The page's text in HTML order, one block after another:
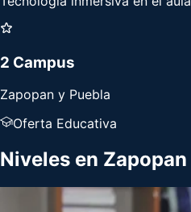
2 Campus
Zapopan y Puebla
Oferta Educativa
Niveles en Zapopan